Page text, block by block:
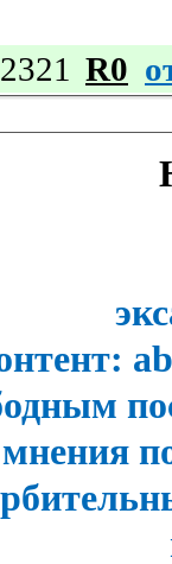
R0
мнения